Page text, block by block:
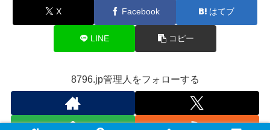
X Facebook はてブ
LINE コピー
8796.jp管理人をフォローする